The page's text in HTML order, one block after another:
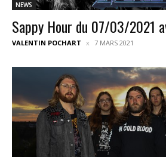
NEWS
Sappy Hour du 07/03/2021
VALENTIN POCHART 7 MARS 2021